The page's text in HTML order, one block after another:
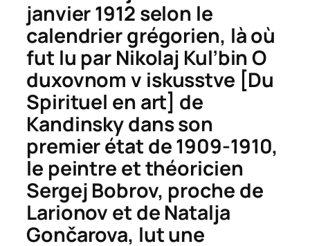
janvier 1912 selon le
calendrier grégorien, là où
fut lu par Nikolaj Kul’binO
duxovnom v iskusstve [Du
Spirituel en art] de
Kandinsky dans son
premier état de 1909-1910,
le peintre et théoricien
Sergej Bobrov, proche de
Larionov et de Natalja
Gončarova, lut une